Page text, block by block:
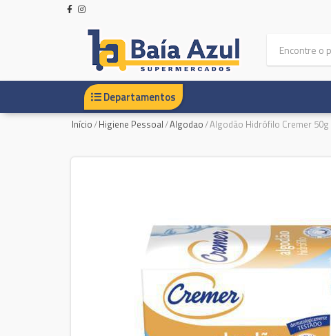
Departamentos
Início/Higiene Pessoal/Algodao/Algodão Hidrófilo Cremer 50g